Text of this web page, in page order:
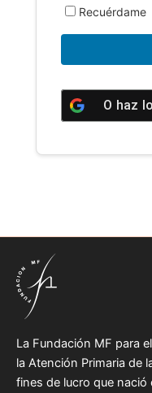
Recuérdame
O haz
La Fundación MF para
la Atención Primaria de
fines de lucro que nació